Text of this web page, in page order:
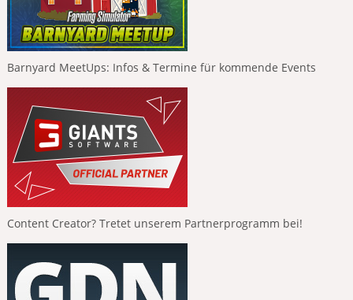
Barnyard MeetUps: Infos & Termine für kommende Events
Content Creator? Tretet unserem Partnerprogramm bei!